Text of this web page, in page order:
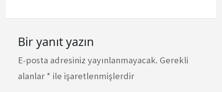
Bir yanıt yazın
E-posta adresiniz yayınlanmayacak. Gerekli
alanlar * ile işaretlenmişlerdir